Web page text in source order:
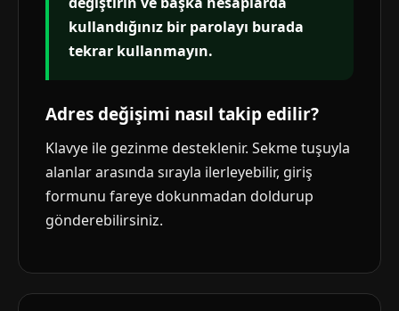
kullandığınız bir parolayı burada
tekrar kullanmayın.
Adres değişimi nasıl takip edilir?
Klavye ile gezinme desteklenir. Sekme tuşuyla
alanlar arasında sırayla ilerleyebilir, giriş
formunu fareye dokunmadan doldurup
gönderebilirsiniz.